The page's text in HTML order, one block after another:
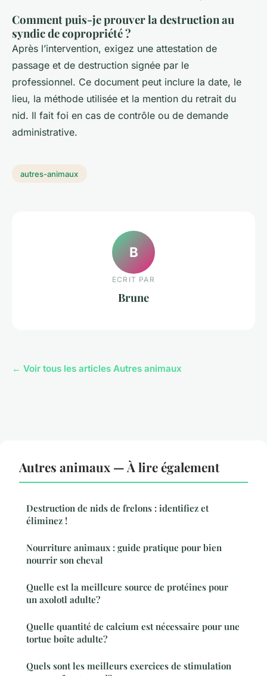
Comment puis-je prouver la destruction au
syndic de copropriété ?
Après l’intervention, exigez une attestation de
passage et de destruction signée par le
professionnel. Ce document peut inclure la date, le
lieu, la méthode utilisée et la mention du retrait du
nid. Il fait foi en cas de contrôle ou de demande
administrative.
autres-animaux
B
ECRIT PAR
Brune
← Voir tous les articles Autres animaux
Autres animaux — À lire également
Destruction de nids de frelons : identifiez et
éliminez !
Nourriture animaux : guide pratique pour bien
nourrir son cheval
Quelle est la meilleure source de protéines pour
un axolotl adulte?
Quelle quantité de calcium est nécessaire pour une
tortue boîte adulte?
Quels sont les meilleurs exercices de stimulation